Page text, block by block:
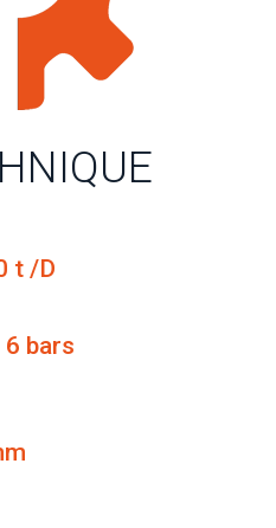
t /D
bars